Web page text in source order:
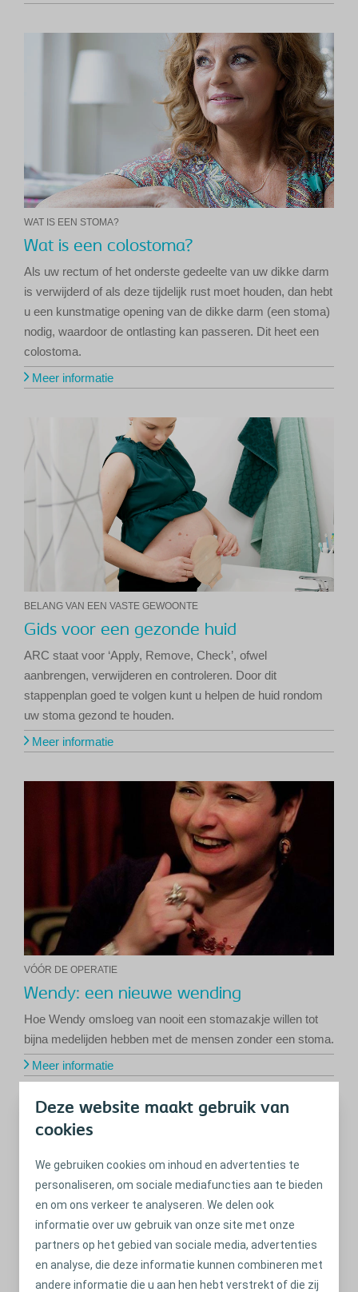
Deze website maakt gebruik van
cookies
We gebruiken cookies om inhoud en advertenties te
personaliseren, om sociale mediafuncties aan te bieden
en om ons verkeer te analyseren. We delen ook
informatie over uw gebruik van onze site met onze
partners op het gebied van sociale media, advertenties
en analyse, die deze informatie kunnen combineren met
andere informatie die u aan hen hebt verstrekt of die zij
WAT IS EEN STOMA?
Wat is een colostoma?
Als uw rectum of het onderste gedeelte van uw dikke darm
is verwijderd of als deze tijdelijk rust moet houden, dan hebt
u een kunstmatige opening van de dikke darm (een stoma)
nodig, waardoor de ontlasting kan passeren. Dit heet een
colostoma.
Meer informatie
BELANG VAN EEN VASTE GEWOONTE
Gids voor een gezonde huid
ARC staat voor ‘Apply, Remove, Check’, ofwel
aanbrengen, verwijderen en controleren. Door dit
stappenplan goed te volgen kunt u helpen de huid rondom
uw stoma gezond te houden.
Meer informatie
VÓÓR DE OPERATIE
Wendy: een nieuwe wending
Hoe Wendy omsloeg van nooit een stomazakje willen tot
bijna medelijden hebben met de mensen zonder een stoma.
Meer informatie